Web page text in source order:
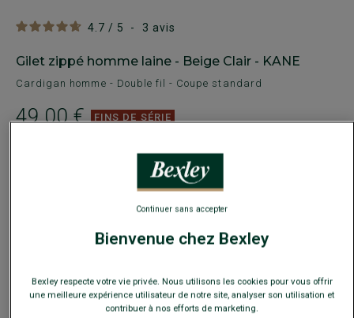
4.7 / 5 - 3 avis
Gilet zippé homme laine - Beige Clair - KANE
Cardigan homme - Double fil - Coupe standard
49,00 € FINS DE SÉRIE
Guide des tailles
Bienvenue chez Bexley
Bexley respecte votre vie privée. Nous utilisons les cookies pour vous offrir
une meilleure expérience utilisateur de notre site, analyser son utilisation et
contribuer à nos efforts de marketing.
Continuer sans accepter